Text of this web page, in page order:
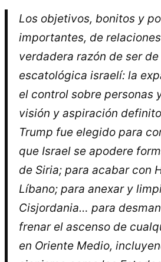
Los objetivos, bonitos y
importantes, de
verdadera razón de ser
escatológica israelí: la
el control sobre personas
visión y aspiración
Trump fue elegido para
que Israel se apodere
de Siria; para acabar con
Líbano; para anexar y
Cisjordania… para
frenar el ascenso de
en Oriente Medio,